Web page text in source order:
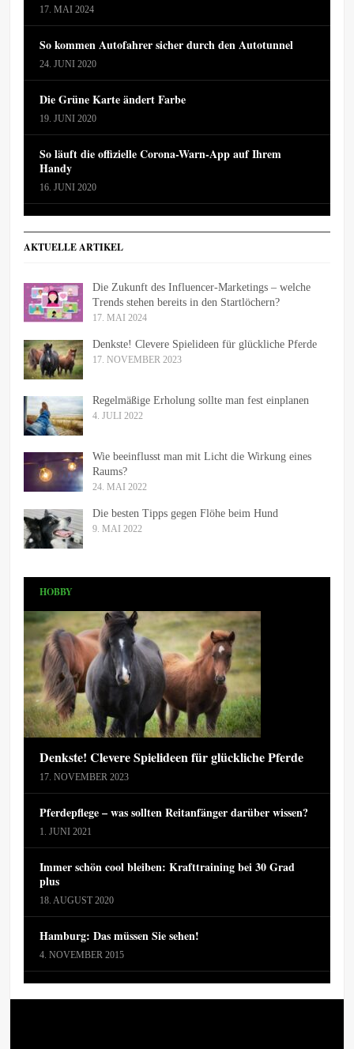
17. MAI 2024
So kommen Autofahrer sicher durch den Autotunnel
24. JUNI 2020
Die Grüne Karte ändert Farbe
19. JUNI 2020
So läuft die offizielle Corona-Warn-App auf Ihrem
Handy
16. JUNI 2020
AKTUELLE ARTIKEL
Die Zukunft des Influencer-Marketings – welche
Trends stehen bereits in den Startlöchern?
17. MAI 2024
Denkste! Clevere Spielideen für glückliche Pferde
17. NOVEMBER 2023
Regelmäßige Erholung sollte man fest einplanen
4. JULI 2022
Wie beeinflusst man mit Licht die Wirkung eines
Raums?
24. MAI 2022
Die besten Tipps gegen Flöhe beim Hund
9. MAI 2022
HOBBY
Denkste! Clevere Spielideen für glückliche Pferde
17. NOVEMBER 2023
Pferdepflege – was sollten Reitanfänger darüber wissen?
1. JUNI 2021
Immer schön cool bleiben: Krafttraining bei 30 Grad
plus
18. AUGUST 2020
Hamburg: Das müssen Sie sehen!
4. NOVEMBER 2015